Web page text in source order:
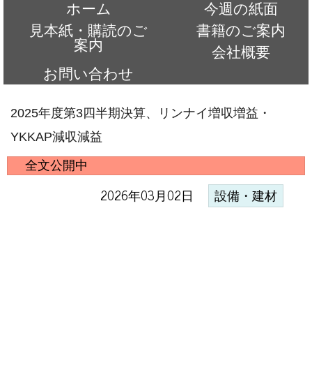
ホーム
今週の紙面
見本紙・購読のご
案内
書籍のご案内
会社概要
お問い合わせ
2025年度第3四半期決算、リンナイ増収増益・
YKKAP減収減益
全文公開中
2026年03月02日 設備・建材